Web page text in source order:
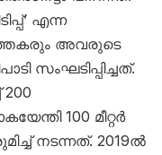
എന്ന
അവരുടെ
സംഘടിപ്പിച്ചത്.
100 മീറ്റര്‍
നടന്നത്. 2019ല്‍